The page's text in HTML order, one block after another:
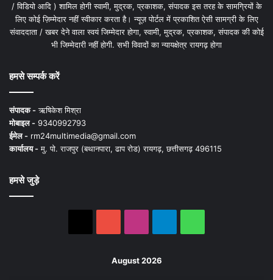
/ विडियो आदि ) शामिल होगी स्वामी, मुद्रक, प्रकाशक, संपादक इस तरह के सामग्रियों के
लिए कोई ज़िम्मेदार नहीं स्वीकार करता है। न्यूज़ पोर्टल में प्रकाशित ऐसी सामग्री के लिए
संवाददाता / खबर देने वाला स्वयं जिम्मेदार होगा, स्वामी, मुद्रक, प्रकाशक, संपादक की कोई
भी जिम्मेदारी नहीं होगी. सभी विवादों का न्यायक्षेत्र रायगढ़ होगा
हमसे सम्पर्क करें
संपादक -ऋषिकेश मिश्रा
मोबाइल - 9340992793
ईमेल - rm24multimedia@gmail.com
कार्यालय -मु. पो. राजपुर (बथानपारा, ढाप रोड) रायगढ़, छत्तीसगढ़ 496115
हमसे जुड़े
August 2026